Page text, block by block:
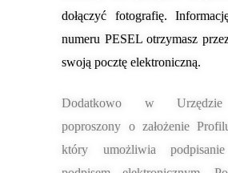
dołączyć fotografię.
numeru PESEL otrzymasz
swoją pocztę elektroniczną.
Dodatkowo w Urzędzie
poproszony o założenie
który umożliwia